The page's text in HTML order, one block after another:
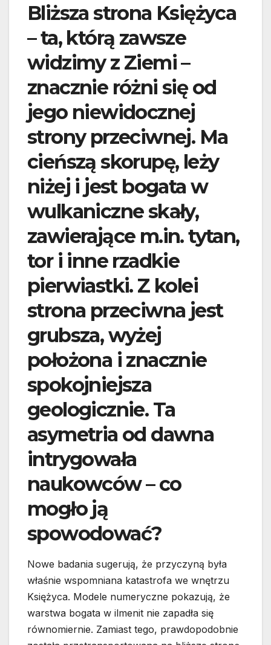
Bliższa strona Księżyca
– ta, którą zawsze
widzimy z Ziemi –
znacznie różni się od
jego niewidocznej
strony przeciwnej. Ma
cieńszą skorupę, leży
niżej i jest bogata w
wulkaniczne skały,
zawierające m.in. tytan,
tor i inne rzadkie
pierwiastki. Z kolei
strona przeciwna jest
grubsza, wyżej
położona i znacznie
spokojniejsza
geologicznie. Ta
asymetria od dawna
intrygowała
naukowców – co
mogło ją
spowodować?
Nowe badania sugerują, że przyczyną była
właśnie wspomniana katastrofa we wnętrzu
Księżyca. Modele numeryczne pokazują, że
warstwa bogata w ilmenit nie zapadła się
równomiernie. Zamiast tego, prawdopodobnie